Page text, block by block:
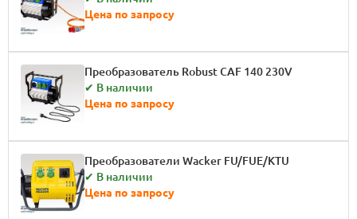
Цена по запросу
Преобразователь Robust CAF 140 230V
✔ В наличии
Цена по запросу
Преобразователи Wacker FU/FUE/KTU
✔ В наличии
Цена по запросу